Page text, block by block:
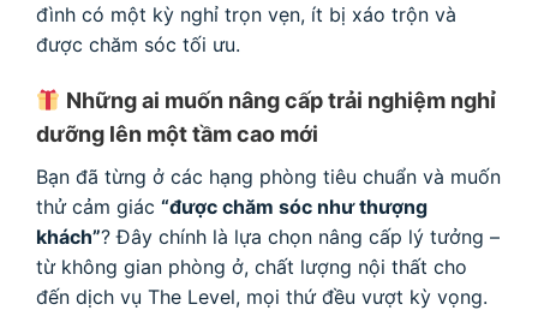
đình có một kỳ nghỉ trọn vẹn, ít bị xáo trộn và
được chăm sóc tối ưu.
Những ai muốn nâng cấp trải nghiệm nghỉ
dưỡng lên một tầm cao mới
Bạn đã từng ở các hạng phòng tiêu chuẩn và muốn
thử cảm giác “được chăm sóc như thượng
khách”? Đây chính là lựa chọn nâng cấp lý tưởng –
từ không gian phòng ở, chất lượng nội thất cho
đến dịch vụ The Level, mọi thứ đều vượt kỳ vọng.